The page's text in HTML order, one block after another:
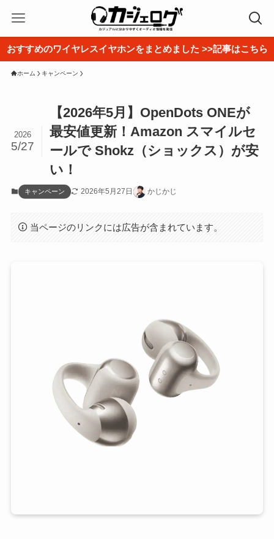
おすすめのワイヤレスイヤホンをまとめました >>記事はこちら
ホーム キャンペーン
【2026年5月】OpenDots ONEが
最安値更新！Amazon スマイルセ
ールで Shokz（ショックス）が安
い！
2026
5/27
キャンペーン 2026年5月27日 かじかじ
当ページのリンクには広告が含まれています。